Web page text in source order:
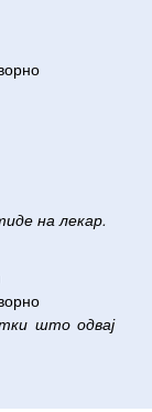
на лекар.
што одвај